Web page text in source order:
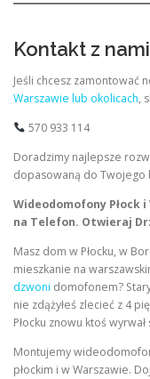
Kontakt z nami
Jeśli chcesz zamontować
Warszawie lub okolicach,
570 933 114
Doradzimy najlepsze
dopasowaną do Twojego
Wideodomofony Płock
na Telefon. Otwieraj
Masz dom w Płocku, w
mieszkanie na
dzwoni domofonem?
nie zdążyłeś zlecieć z 4
Płocku znowu ktoś
Montujemy
płockim i w Warszawie.